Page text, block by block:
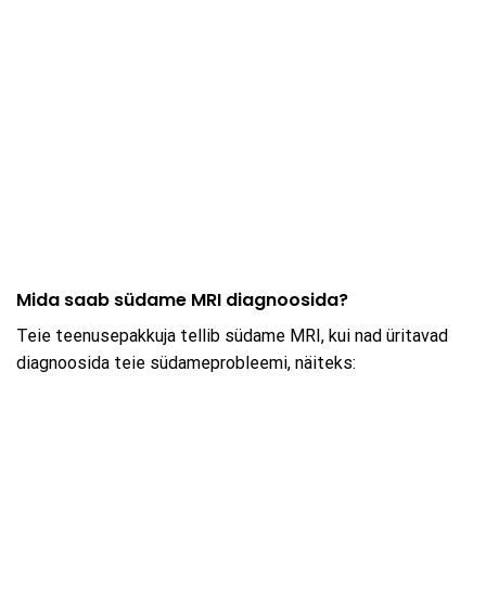
Mida saab südame MRI diagnoosida?
Teie teenusepakkuja tellib südame MRI, kui nad üritavad
diagnoosida teie südameprobleemi, näiteks: